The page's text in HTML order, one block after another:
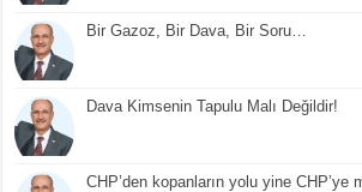
Bir Gazoz, Bir Dava, Bir Soru…
Dava Kimsenin Tapulu Malı Değildir!
CHP’den kopanların yolu yine CHP’ye